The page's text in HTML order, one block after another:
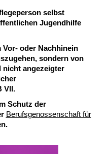
selbst
Jugendhilfe
oder Nachhinein
sondern von
angezeigter
VII.
Schutz der
Berufsgenossenschaft für